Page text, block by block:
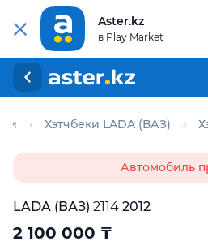
Aster.kz
в Play Market
Хэтчбеки LADA (ВАЗ)
Автомобиль
LADA (ВАЗ) 2114 2012
2 100 000 ₸